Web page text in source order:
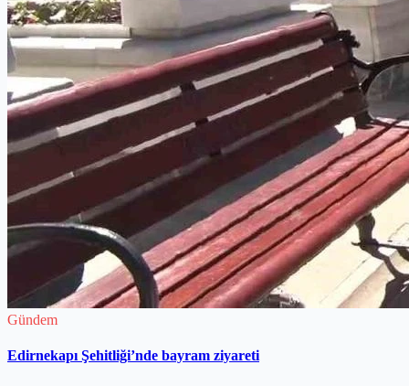
Gündem
Edirnekapı Şehitliği’nde bayram ziyareti